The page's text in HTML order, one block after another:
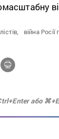
війна Росії
або